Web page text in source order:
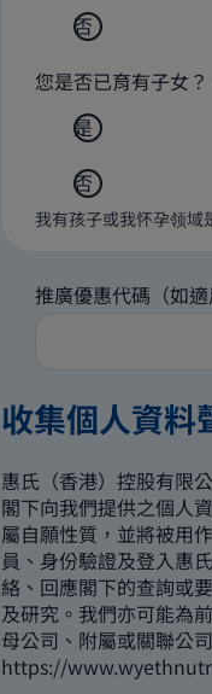
否
您是否已育有子女？
是
否
我有孩子或我怀孕领域
推廣優惠代碼（如適
收集個人資料
惠氏（香港）控股有限
閣下向我們提供之個人
屬自願性質，並將被用
員、身份驗證及登入惠
絡、回應閣下的查詢或
及研究。我們亦可能為
母公司、附屬或關聯公
https://